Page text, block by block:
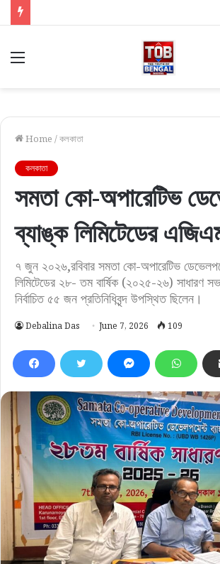
Menu
Home /কলকাতা
কলকাতা
সমতা কো-অপারেটিভ
ব্যাঙ্ক লিমিটেডের
৭ জুন ২০২৬,রবিবার সমতা কো-অপারেটিভ
লিমিটেডের ২৮- তম বার্ষিক (২০২৫-২৬) সাধারণ
নির্বাচিত ৫৫ জন প্রতিনিধিবৃন্দ উপস্থিত ছিলেন।
Debalina Das June 7, 2026 109